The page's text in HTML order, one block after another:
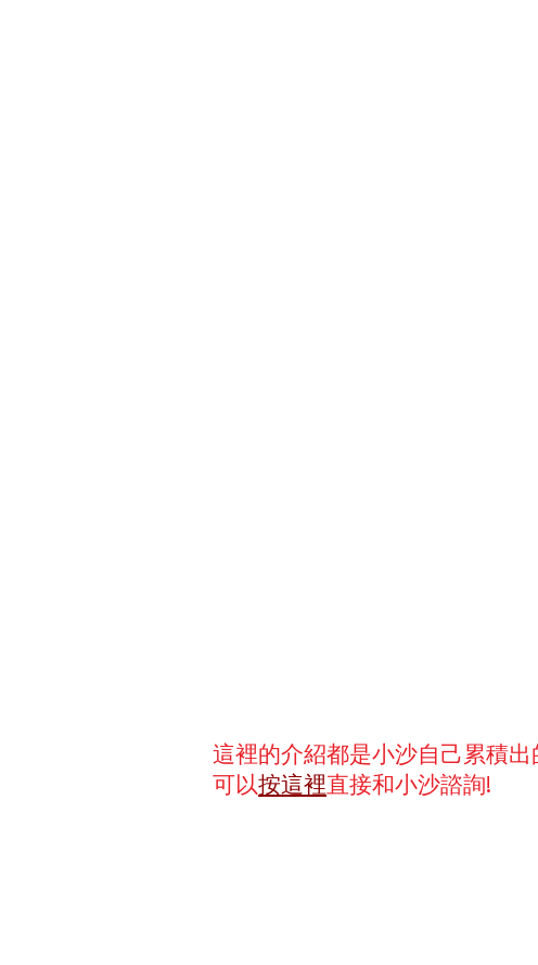
這裡的介紹都是小沙自己累積
可以按這裡直接和小沙諮詢!